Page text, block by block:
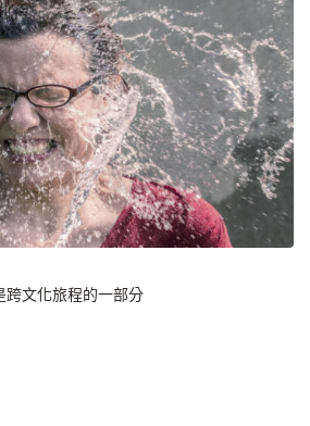
跨文化旅程的一部分